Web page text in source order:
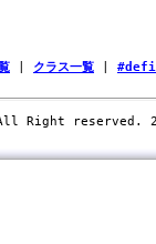
クラス一覧
Right reserved.